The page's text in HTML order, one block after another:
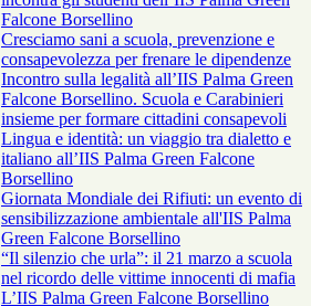
Falcone Borsellino
Cresciamo sani a scuola, prevenzione e
consapevolezza per frenare le dipendenze
Incontro sulla legalità all’IIS Palma Green
Falcone Borsellino. Scuola e Carabinieri
insieme per formare cittadini consapevoli
Lingua e identità: un viaggio tra dialetto e
italiano all’IIS Palma Green Falcone
Borsellino
Giornata Mondiale dei Rifiuti: un evento di
sensibilizzazione ambientale all'IIS Palma
Green Falcone Borsellino
“Il silenzio che urla”: il 21 marzo a scuola
nel ricordo delle vittime innocenti di mafia
L’IIS Palma Green Falcone Borsellino